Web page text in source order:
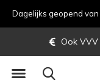
Ook